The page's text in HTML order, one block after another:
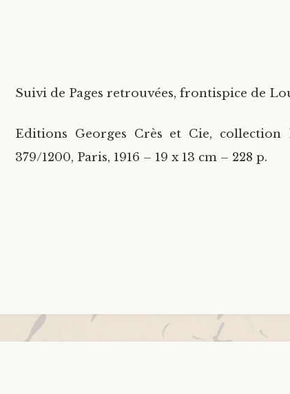
Suivi de Pages retrouvées, frontispice de
Editions Georges Crès et Cie,
379/1200, Paris, 1916 – 19 x 13 cm – 228 p.